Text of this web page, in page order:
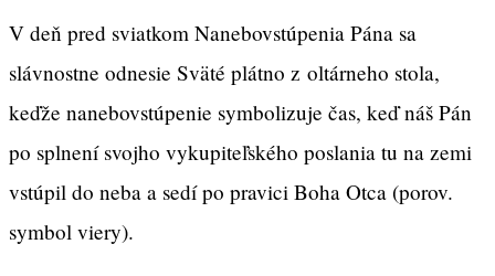
V deň pred sviatkom Nanebovstúpenia Pána sa
slávnostne odnesie Sväté plátno z oltárneho stola,
keďže nanebovstúpenie symbolizuje čas, keď náš Pán
po splnení svojho vykupiteľského poslania tu na zemi
vstúpil do neba a sedí po pravici Boha Otca (porov.
symbol viery).